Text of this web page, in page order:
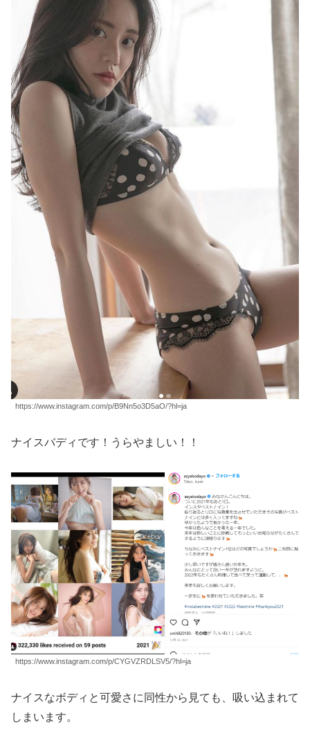
https://www.instagram.com/p/B9Nn5o3D5aO/?hl=ja
ナイスバディです！うらやましい！！
https://www.instagram.com/p/CYGVZRDLSV5/?hl=ja
ナイスなボディと可愛さに同性から見ても、吸い込まれて
しまいます。